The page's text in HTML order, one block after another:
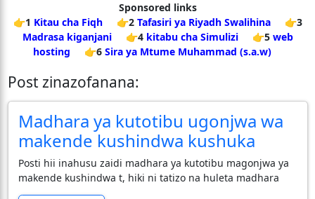
Sponsored links
👉1 Kitau cha Fiqh 👉2 Tafasiri ya Riyadh Swalihina
👉3
Madrasa kiganjani
👉4 kitabu cha Simulizi 👉5 web
hosting
👉6 Sira ya Mtume Muhammad (s.a.w)
Post zinazofanana:
Madhara ya kutotibu ugonjwa wa
makende kushindwa kushuka
Posti hii inahusu zaidi madhara ya kutotibu magonjwa ya
makende kushindwa t, hiki ni tatizo na huleta madhara